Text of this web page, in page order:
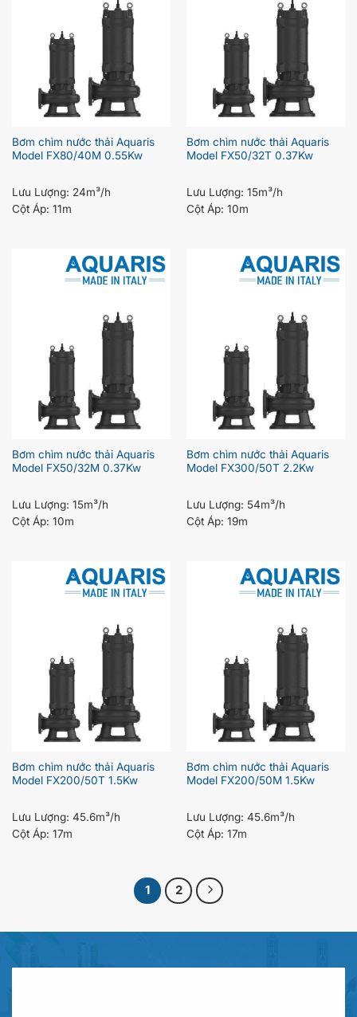
Bơm chìm nước thải Aquaris
Model FX80/40M 0.55Kw
Lưu Lượng: 24m³/h
Cột Áp: 11m
Bơm chìm nước thải Aquaris
Model FX50/32T 0.37Kw
Lưu Lượng: 15m³/h
Cột Áp: 10m
Bơm chìm nước thải Aquaris
Model FX50/32M 0.37Kw
Lưu Lượng: 15m³/h
Cột Áp: 10m
Bơm chìm nước thải Aquaris
Model FX300/50T 2.2Kw
Lưu Lượng: 54m³/h
Cột Áp: 19m
Bơm chìm nước thải Aquaris
Model FX200/50T 1.5Kw
Lưu Lượng: 45.6m³/h
Cột Áp: 17m
Bơm chìm nước thải Aquaris
Model FX200/50M 1.5Kw
Lưu Lượng: 45.6m³/h
Cột Áp: 17m
1 2